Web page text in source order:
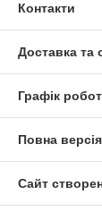
Контакти
Доставка та
Графік
Повна
Сайт